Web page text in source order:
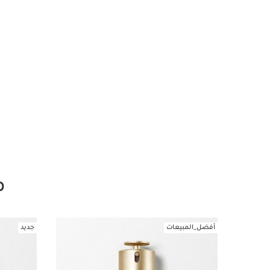
أفضل_المبيعات جديد